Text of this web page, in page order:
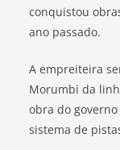
conquistou
ano passado.
A empreiteira
Morumbi da
obra do
sistema de